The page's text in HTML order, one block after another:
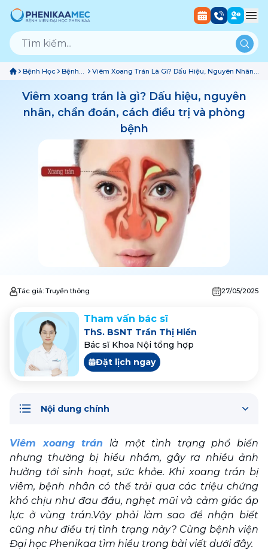
Bệnh Học
Bệnh
Hô
Viêm Xoang Trán Là Gì? Dấu Hiệu, Nguyên Nhân,
Viêm xoang trán là gì? Dấu hiệu, nguyên
nhân, chẩn đoán, cách điều trị và phòng
bệnh
Tác giả: Truyền thông 27/05/2025
Tham vấn bác sĩ
ThS. BSNT Trần Thị Hiền
Bác sĩ Khoa Nội tổng hợp
Đặt lịch ngay
Nội dung chính
Viêm xoang trán là một tình trạng phổ biến
nhưng thường bị hiểu nhầm, gây ra nhiều ảnh
hưởng tới sinh hoạt, sức khỏe. Khi xoang trán bị
viêm, bệnh nhân có thể trải qua các triệu chứng
khó chịu như đau đầu, nghẹt mũi và cảm giác áp
lực ở vùng trán.Vậy phải làm sao để nhận biết
cũng như điều trị tình trạng này? Cùng bệnh viện
Đại học Phenikaa tìm hiểu trong bài viết dưới đây.